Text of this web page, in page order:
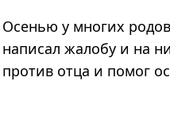
Осенью у многих
написал жалобу и на
против отца и помог